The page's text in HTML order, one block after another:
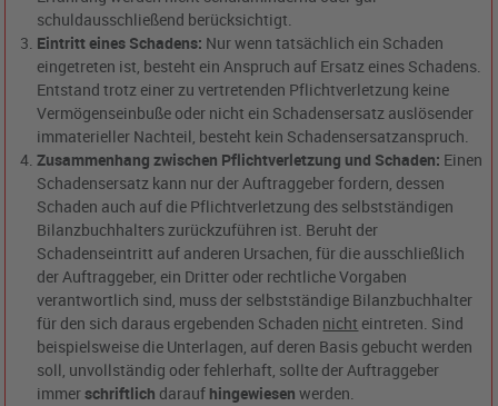
schuldausschließend berücksichtigt.
Eintritt eines Schadens: Nur wenn tatsächlich ein Schaden
eingetreten ist, besteht ein Anspruch auf Ersatz eines Schadens.
Entstand trotz einer zu vertretenden Pflichtverletzung keine
Vermögenseinbuße oder nicht ein Schadensersatz auslösender
immaterieller Nachteil, besteht kein Schadensersatzanspruch.
Zusammenhang zwischen Pflichtverletzung und Schaden: Einen
Schadensersatz kann nur der Auftraggeber fordern, dessen
Schaden auch auf die Pflichtverletzung des selbstständigen
Bilanzbuchhalters zurückzuführen ist. Beruht der
Schadenseintritt auf anderen Ursachen, für die ausschließlich
der Auftraggeber, ein Dritter oder rechtliche Vorgaben
verantwortlich sind, muss der selbstständige Bilanzbuchhalter
für den sich daraus ergebenden Schaden nicht eintreten. Sind
beispielsweise die Unterlagen, auf deren Basis gebucht werden
soll, unvollständig oder fehlerhaft, sollte der Auftraggeber
immerschriftlich darauf hingewiesen werden.